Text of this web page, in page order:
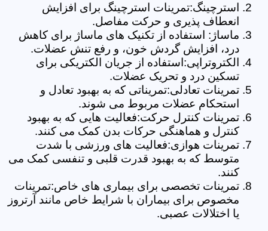
استرچینگ:تمرینات استرچینگ برای افزایش
انعطاف پذیری و حرکت مفاصل.
ماساژ: استفاده از تکنیک های ماساژ برای کاهش
درد، افزایش گردش خون، و رفع تنش عضلات.
الکتروتراپی:استفاده از جریان الکتریکی برای
تسکین درد و تحریک عضلات.
تمرینات تعادلی:تمریناتی که به بهبود تعادل و
استحکام عضلات مربوط می شوند.
تمرینات کنترل حرکت:فعالیت هایی که به بهبود
کنترل و هماهنگی حرکات بدن کمک می کنند.
تمرینات هوازی:فعالیت های ورزشی با شدت
متوسط که به بهبود قدرت قلبی و تنفسی کمک می
کنند.
تمرینات تخصصی برای بیماری های خاص:تمرینات
مخصوص برای بیماران با شرایط خاص مانند آرتروز
یا اختلالات عصبی.